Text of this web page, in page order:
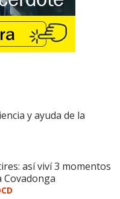
y ayuda de la
así viví 3 momentos